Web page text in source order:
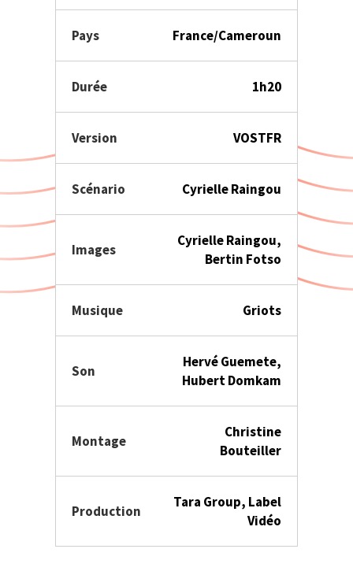
Pays France/Cameroun
Durée 1h20
Version VOSTFR
Scénario Cyrielle Raingou
Images
Cyrielle Raingou,
Bertin Fotso
Musique Griots
Son
Hervé Guemete,
Hubert Domkam
Montage
Christine
Bouteiller
Production
Tara Group, Label
Vidéo